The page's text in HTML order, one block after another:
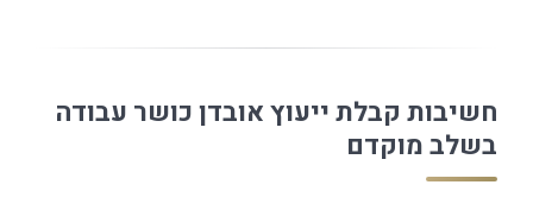
חשיבות קבלת ייעוץ אובדן כושר עבודה
בשלב מוקדם